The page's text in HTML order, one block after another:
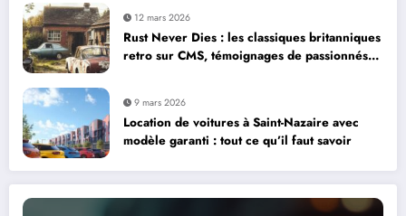
12 mars 2026
Rust Never Dies : les classiques britanniques
retro sur CMS, témoignages de passionnés
9 mars 2026
Location de voitures à Saint-Nazaire avec
modèle garanti : tout ce qu’il faut savoir